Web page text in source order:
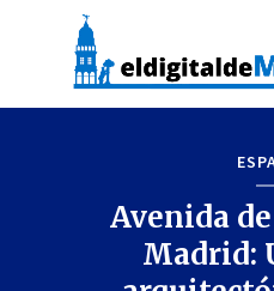
Avenida
Madrid: